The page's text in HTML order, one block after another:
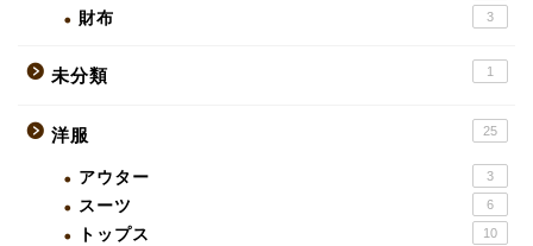
財布 3
未分類 1
洋服 25
アウター 3
スーツ 6
トップス 10